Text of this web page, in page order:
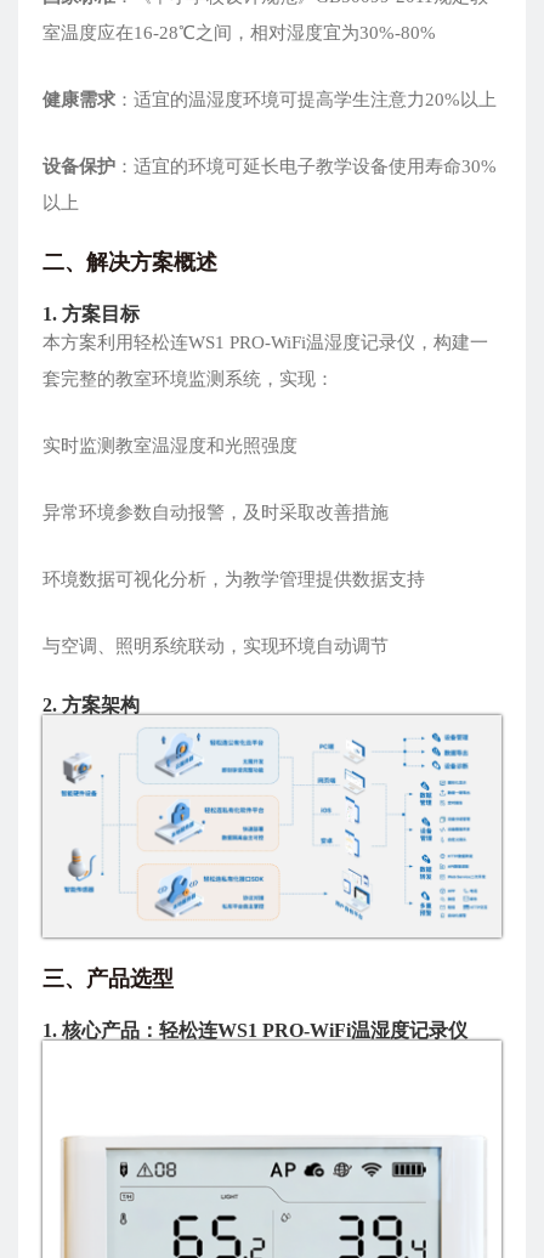
室温度应在16-28℃之间，相对湿度宜为30%-80%
健康需求 ：适宜的温湿度环境可提高学生注意力20%以上
设备保护 ：适宜的环境可延长电子教学设备使用寿命30%
以上
二、解决方案概述
1. 方案目标
本方案利用轻松连WS1 PRO-WiFi温湿度记录仪，构建一
套完整的教室环境监测系统，实现：
实时监测教室温湿度和光照强度
异常环境参数自动报警，及时采取改善措施
环境数据可视化分析，为教学管理提供数据支持
与空调、照明系统联动，实现环境自动调节
2. 方案架构
三、产品选型
1. 核心产品：轻松连WS1 PRO-WiFi温湿度记录仪